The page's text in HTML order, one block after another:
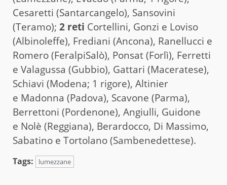
Cesaretti (Santarcangelo), Sansovini
(Teramo); 2 reti Cortellini, Gonzi e Loviso
(Albinoleffe), Frediani (Ancona), Ranellucci e
Romero (FeralpiSalò), Ponsat (Forlì), Ferretti
e Valagussa (Gubbio), Gattari (Maceratese),
Schiavi (Modena; 1 rigore), Altinier
e Madonna (Padova), Scavone (Parma),
Berrettoni (Pordenone), Angiulli, Guidone
e Nolè (Reggiana), Berardocco, Di Massimo,
Sabatino e Tortolano (Sambenedettese).
Tags: lumezzane